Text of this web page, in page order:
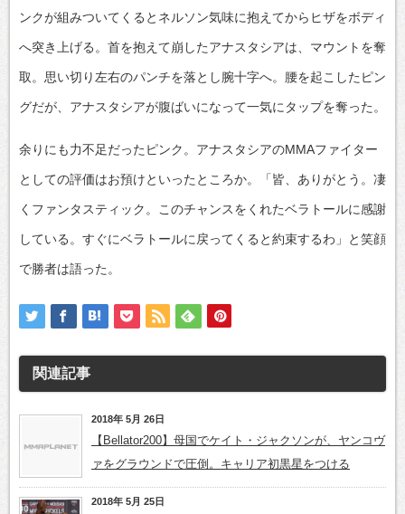
ンクが組みついてくるとネルソン気味に抱えてからヒザをボディ
へ突き上げる。首を抱えて崩したアナスタシアは、マウントを奪
取。思い切り左右のパンチを落とし腕十字へ。腰を起こしたピン
グだが、アナスタシアが腹ばいになって一気にタップを奪った。
余りにも力不足だったピンク。アナスタシアのMMAファイター
としての評価はお預けといったところか。「皆、ありがとう。凄
くファンタスティック。このチャンスをくれたベラトールに感謝
している。すぐにベラトールに戻ってくると約束するわ」と笑顔
で勝者は語った。
関連記事
2018年 5月 26日
【Bellator200】母国でケイト・ジャクソンが、ヤンコヴ
ァをグラウンドで圧倒。キャリア初黒星をつける
2018年 5月 25日